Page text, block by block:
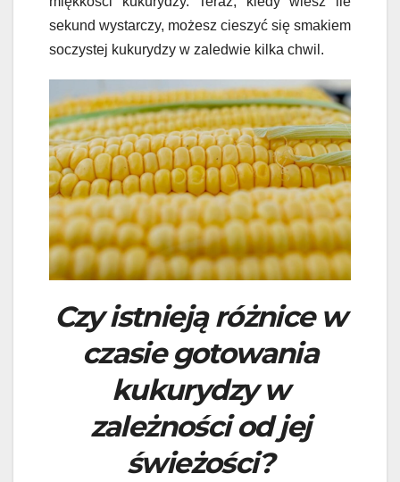
sekund wystarczy, możesz cieszyć się smakiem
soczystej kukurydzy w zaledwie kilka chwil.
Czy istnieją różnice w
czasie gotowania
kukurydzy w
zależności od jej
świeżości?